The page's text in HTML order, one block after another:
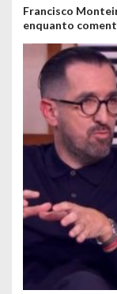
Francisco
enquanto